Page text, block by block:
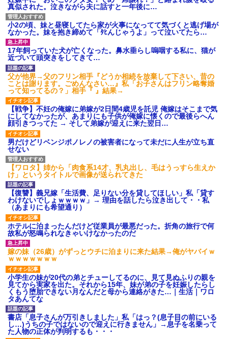
【緊急】爆美女「すみませ
ん。砲弾3つ持ってきました」警
察「！？」自衛隊「！？」→結
果w w w w w w w w
【悲報】Z世代「なんでセルフ
レジなのに自分で商品通さない
といけないんだ」
日産が社運をかけて発売する
SUVｗｗｗｗｗｗｗ
彼の実家に結婚のご挨拶に行
った。 彼父「本当にコイツでい
いの？」彼「なんだよ！結婚に
反対なのか！？」彼母「落ち着
きなさい！（私）さん、実は...
ハードオフに売っていた4万
4000円のフィギュアがヤバすぎ
るｗｗｗｗｗｗ「こんな高い
の？ｗｗ」「逆に超安い」
私「ちょっと、人の家の金庫
触らないでよ！」キチママ『そ
こに金庫があったから、開けて
みようとしただけ☆』義兄「泥
は出てけ！二度と来るな！」結
果・・・
私「初めて飲む味だけどなん
のお茶？」彼「ちっ！」私「」
【GIF】JSのカンチョーワロ
タ
後続車にクラクションを鳴ら
され彼氏が逆切れ。「何クラク
ション鳴らしてんだ！降りてこ
いよ！」と怒鳴りだし...
【衝撃】報酬100万円超の治験
募集がこちらｗｗｗｗｗ(※画像
あり)
【ネット騒然】惨殺されたタ
ワマン頂き女子のこの動画、す
げえええええｗｗｗｗｗｗｗｗ
ｗｗｗ
【愕然】白のクラウン俺氏、
高速道路左車線を制限速度で走
った結果wwwwwwwwwwww
して同居してるんだから干渉し
ないでくれる！
冷凍庫パンパン問題がずっと
付きまとっている。ふるさと納
税も頼みたいけれど入れる場所
お前ら『ペルチェ素子の首ネ
【衝撃】ジャンプストアで大
量注文→キャンセルを繰り返し
た32歳女を逮捕 238アカウン
とで欲求が満たされた」
公園遊びの菓子交換が嫌だ。
大人数だと菓子食べ放題みたい
良くないし最悪
業医、30代半ば、次男。これは
あかん！
【衝撃】帰宅すると嫁が赤ん
坊産み落としそうに→それだけ
では終わらなかった驚きの理由
とはｗｗｗｗ
真似された。泣きながら夫に話すと一年後に…
小2の頃、妹と昼寝してたら家が火事になってて気づくと逃げ場が
なかった。妹を抱き締めて「ﾀﾋんじゃうよ」って泣いてたら…
17年飼っていた犬が亡くなった。鼻水垂らし嗚咽する私に、猫が
近づいて頭突きをしてきて…
父が他界→父のフリン相手『どうか相続を放棄して下さい、昔の
ことは謝ります。ごめんなさい…』私「お子さんはフリン略奪婚
って知ってるの？」相手『 』結果→
【戦争】不妊の俺嫁に弟嫁が2日間4歳児を託児 俺嫁はそこまで気
にしてなかったが、あまりにも子供が俺嫁に懐くので最後らへん
顔引きつってた → そして弟嫁が迎えに来た翌日…
男だけどリベンジポノレノの被害者になって未だに人生が立ち直
せない
【ワロタ】姉から「肉食系14才、乳丸出し、毛はうっすら生えか
け」というタイトルで画像が送られてきた
【復讐】義兄嫁「生活費、足りない分を貸してほしい」私「貸す
わけないでしょｗｗｗｗ」→ 理由を話したら泣き出して・・私
（あまりにも希望通り）
ホテルに泊まったんだけど従業員が最悪だった。折角の旅行で何
故私が怒鳴られなきゃいけなかったのだ
嫁の妹（26歳）がずっとウチに泊まりに来た結果→俺がヤバイｗ
ｗｗｗｗｗｗｗ
小学生の妹が20代の弟とチューしてるのに、見て見ぬふりの親を
見てから実家を出た。それから15年、妹が弟の子を妊娠したらし
くもう堕胎できない月なんだと母から連絡がきた…｜生活｜ワロ
タあんてな
書店「息子さんが万引きしました」私「はっ？(息子目の前にいる
し…)うちの子ではないので迎えに行きません」→息子を名乗って
た人物の正体が判明するも・・・